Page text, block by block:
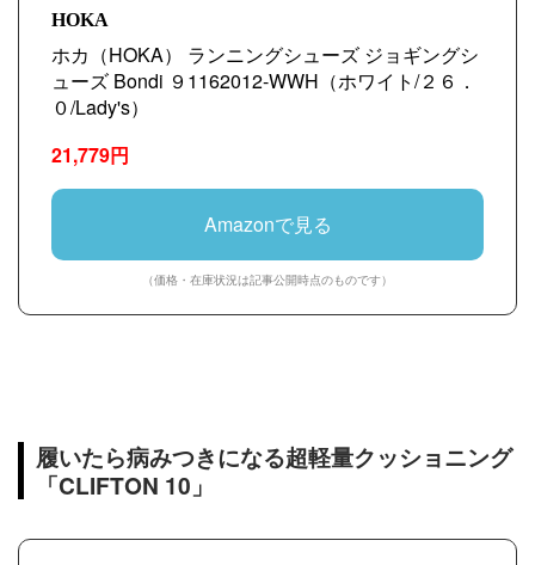
HOKA
ホカ（HOKA） ランニングシューズ ジョギングシ
ューズ Bondi ９1162012-WWH（ホワイト/２６．
０/Lady's）
21,779円
Amazonで見る
（価格・在庫状況は記事公開時点のものです）
履いたら病みつきになる超軽量クッショニング
「CLIFTON 10」